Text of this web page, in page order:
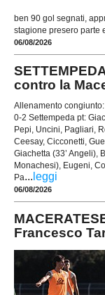
ben 90 gol segnati,
stagione presero parte
06/08/2026
contro la
Allenamento
0-2 Settempeda pt:
Pepi, Uncini, Pagliari,
Ceesay, Cicconetti,
Giachetta (33’ Angeli),
Monachesi), Eugeni,
Pa... leggi
06/08/2026
Francesco